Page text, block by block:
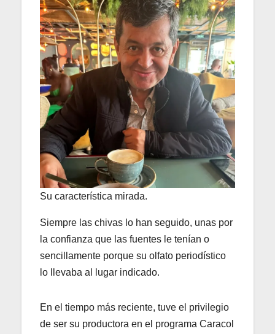
Su característica mirada.
Siempre las chivas lo han seguido, unas por
la confianza que las fuentes le tenían o
sencillamente porque su olfato periodístico
lo llevaba al lugar indicado.
En el tiempo más reciente, tuve el privilegio
de ser su productora en el programa Caracol